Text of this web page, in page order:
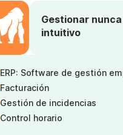
Gestionar
intuitivo
ERP: Software de gestión
Facturación
Gestión de incidencias
Control horario